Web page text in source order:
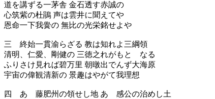
道を講ずる一茅舎 金石透す赤誠の
心筑紫の杜鵑 声は雲井に聞えてや
恩命一下我黌の 無比の光栄銘せよや
三 終始一貫渝らざる 教は知れよ三綱領
清明、仁愛、剛健の 三徳之れがもとゝなる
ふりさけ見れば碧万里 朝暾出でんず大海原
宇宙の偉観清新の 景趣はやがて我理想
四 あゝ藤肥州の領せし地 あゝ感公の治めし土